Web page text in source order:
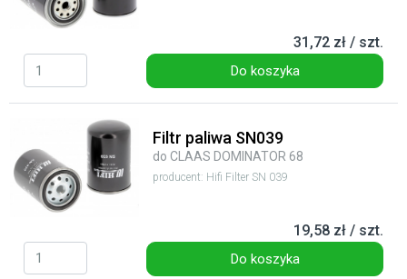
31,72 zł / szt.
Do koszyka
Filtr paliwa SN039
do CLAAS DOMINATOR 68
producent: Hifi Filter SN 039
19,58 zł / szt.
Do koszyka